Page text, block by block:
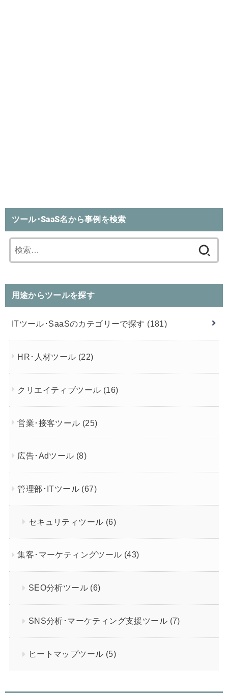
ツール･SaaS名から事例を検索
索:
用途からツールを探す
ITツール･SaaSのカテゴリーで探す (181)
HR･人材ツール (22)
クリエイティブツール (16)
営業･接客ツール (25)
広告･Adツール (8)
管理部･ITツール (67)
セキュリティツール (6)
集客･マーケティングツール (43)
SEO分析ツール (6)
SNS分析･マーケティング支援ツール (7)
ヒートマップツール (5)